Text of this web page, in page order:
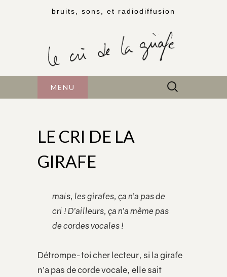
bruits, sons, et radiodiffusion
MENU Rechercher :
LE CRI DE LA
GIRAFE
mais, les girafes, ça n’a pas de
cri ! D’ailleurs, ça n’a même pas
de cordes vocales !
Détrompe-toi cher lecteur, si la girafe
n’a pas de corde vocale, elle sait